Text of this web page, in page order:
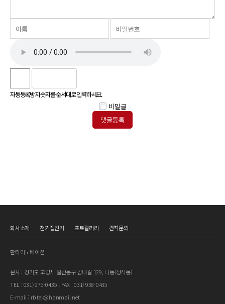
자동등록방지 숫자를 순서대로 입력하세요.
비밀글
회사소개 전기집진기 포토갤러리 견적문의
환타이노베이션
본사 : 경기도 고양시 일산동구 감내길 129, 나동(성석동)
TEL : 031) 975-0435 l FAX : 031) 938-0435
E-mail : rbitek@hanmail.net